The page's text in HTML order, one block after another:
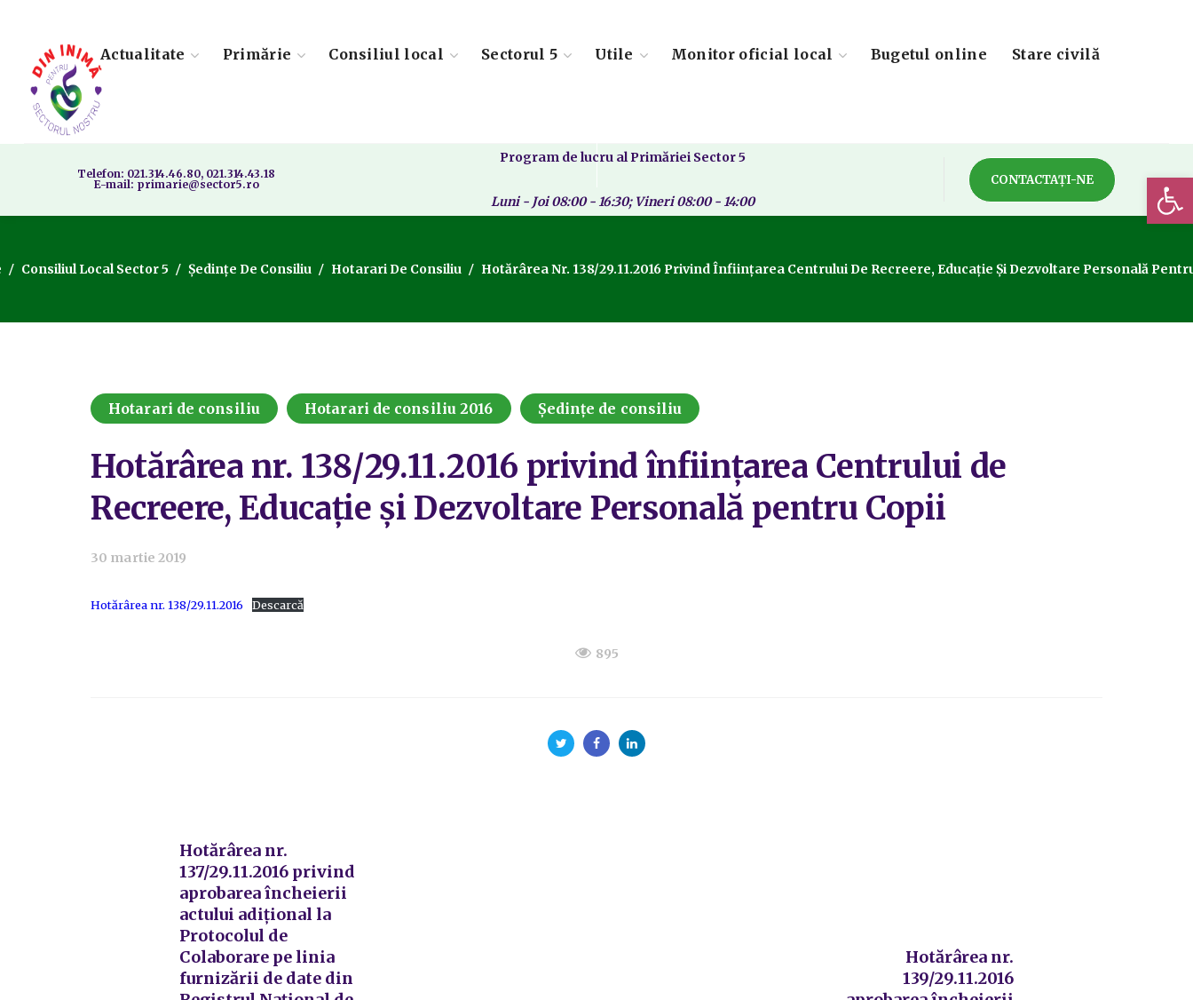
Actualitate Primărie Consiliul local Sectorul 5 Utile Monitor oficial local Bugetul online Stare civilă
Telefon: 021.314.46.80, 021.314.43.18
E-mail: primarie@sector5.ro
Program de lucru al Primăriei Sector 5
Luni - Joi 08:00 - 16:30; Vineri 08:00 - 14:00
CONTACTAȚI-NE
Consiliul Local Sector 5 Ședințe De Consiliu Hotarari De Consiliu Hotărârea Nr. 138/29.11.2016 Privind Înfiinţarea Centrului De Recreere, Educaţie Şi Dezvoltare Personală
Hotarari de consiliu Hotarari de consiliu 2016 Ședințe de consiliu
Hotărârea nr. 138/29.11.2016 privind înfiinţarea Centrului de
Recreere, Educaţie şi Dezvoltare Personală pentru Copii
30 martie 2019
Hotărârea nr. 138/29.11.2016 Descarcă
895
Hotărârea nr.
137/29.11.2016 privind
aprobarea încheierii
actului adiţional la
Protocolul de
Colaborare pe linia
furnizării de date din
Hotărârea nr.
139/29.11.2016